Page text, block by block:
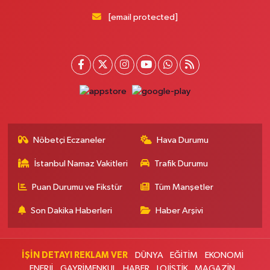
0 (216) 755 01 02 Yol Tarifi Al
Çağdaş Eczanesi
Buse Eczanesi
Döner'in arka sokağı, ŞOK marketin yanı
[email protected]
Nöbetçi Eczaneler Hava Durumu
İstanbul Namaz Vakitleri Trafik Durumu
Puan Durumu ve Fikstür Tüm Manşetler
Son Dakika Haberleri Haber Arşivi
İŞİN DETAYI REKLAM VER DÜNYA EĞİTİM
EKONOMİ